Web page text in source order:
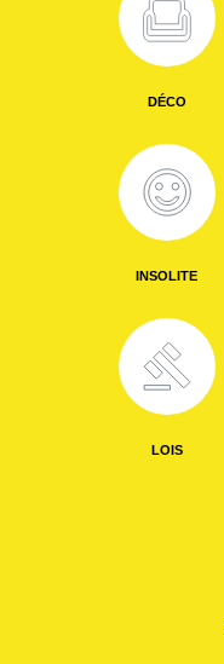
DÉCO
INSOLITE
LOIS